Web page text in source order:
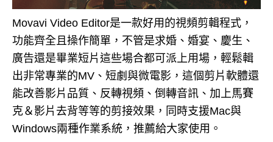
Movavi Video Editor是一款好用的視頻剪輯程式，
功能齊全且操作簡單，不管是求婚、婚宴、慶生、
廣告還是畢業短片這些場合都可派上用場，輕鬆輯
出非常專業的MV、短劇與微電影，這個剪片軟體還
能改善影片品質、反轉視頻、倒轉音訊、加上馬賽
克＆影片去背等等的剪接效果，同時支援Mac與
Windows兩種作業系統，推薦給大家使用。